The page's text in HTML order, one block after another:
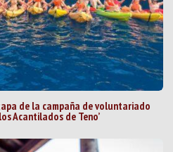
de la campaña de voluntariado
Acantilados de Teno’